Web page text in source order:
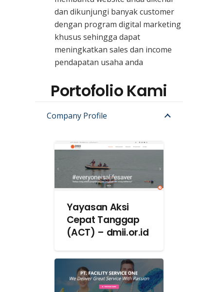
dan dikunjungi banyak customer
dengan program digital marketing
khusus sehingga dapat
meningkatkan sales dan income
pendapatan usaha anda
Portofolio Kami
Company Profile
Yayasan Aksi
Cepat Tanggap
(ACT) – dmii.or.id